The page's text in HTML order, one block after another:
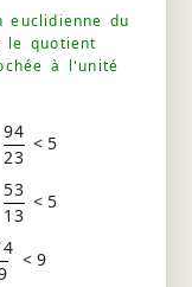
euclidienne du
le quotient
à l'unité
94
23
< 5
53
13
< 5
< 9